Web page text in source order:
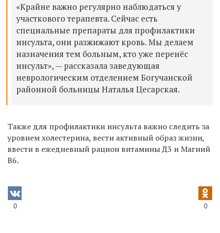
«Крайне важно регулярно наблюдаться у
участкового терапевта. Сейчас есть
специальные препараты для профилактики
инсульта, они разжижают кровь. Мы делаем
назначения тем больным, кто уже перенёс
инсульт», — рассказала заведующая
неврологическим отделением Богучанской
районной больницы Наталья Цесарская.
Также для профилактики инсульта важно следить за
уровнем холестерина, вести активный образ жизни,
ввести в ежедневный рацион витамины Д3 и Магний
В6.
0 0